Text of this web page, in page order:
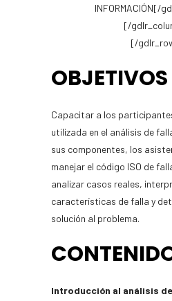
INFORMACIÓN[/
[/
[/
OBJETIVOS
Capacitar a los
utilizada en el análisis de
sus componentes, los
manejar el código ISO de
analizar casos reales,
características de falla y
solución al problema.
Introducción al análisis